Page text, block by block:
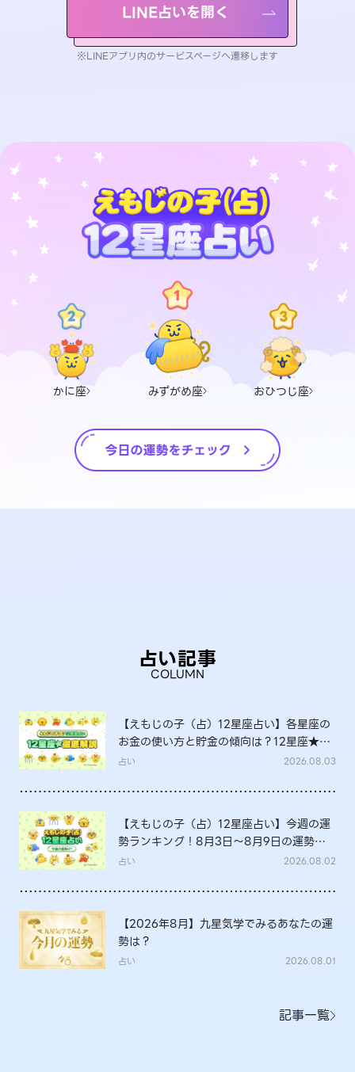
LINE占いを開く
※LINEアプリ内のサービスページへ遷移します
かに座 みずがめ座 おひつじ座
占い記事
COLUMN
【えもじの子（占）12星座占い】各星座の
お金の使い方と貯金の傾向は？12星座★徹
底解説
占い 2026.08.03
【えもじの子（占）12星座占い】今週の運
勢ランキング！8月3日～8月9日の運勢
は？
占い 2026.08.02
【2026年8月】九星気学でみるあなたの運
勢は？
占い 2026.08.01
記事一覧